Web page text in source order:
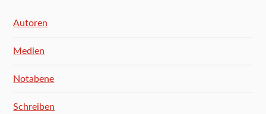
Autoren
Medien
Notabene
Schreiben